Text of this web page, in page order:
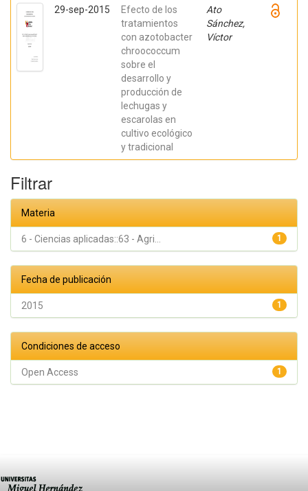
29-sep-2015
Efecto de los
tratamientos
con azotobacter
chroococcum
sobre el
desarrollo y
producción de
lechugas y
escarolas en
cultivo ecológico
y tradicional
Ato
Sánchez,
Víctor
Filtrar
Materia
1
6 - Ciencias aplicadas::63 - Agri...
Fecha de publicación
1
2015
Condiciones de acceso
1
Open Access